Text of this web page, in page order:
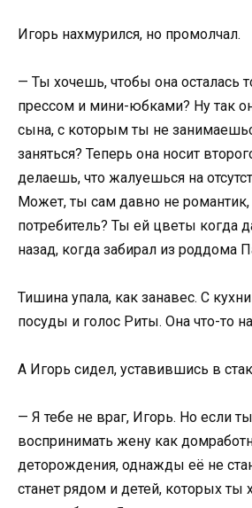
Игорь нахмурился, но промолчал.
— Ты хочешь, чтобы она осталась
прессом и мини-юбками? Ну так
сына, с которым ты не
заняться? Теперь она носит
делаешь, что жалуешься на
Может, ты сам давно не романтик,
потребитель? Ты ей цветы когда
назад, когда забирал из роддома
Тишина упала, как занавес. С
посуды и голос Риты. Она что-то
А Игорь сидел, уставившись в
— Я тебе не враг, Игорь. Но если
воспринимать жену как
деторождения, однажды её не
станет рядом и детей, которых ты